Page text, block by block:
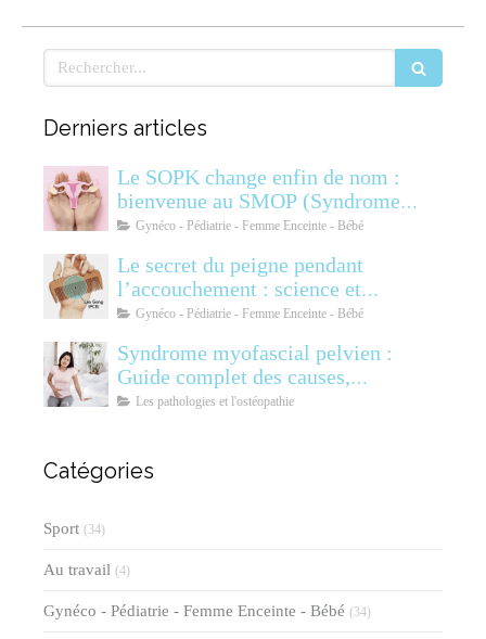
Rechercher
Derniers articles
Le SOPK change enfin de nom :
bienvenue au SMOP (Syndrome
Métabolique Ovarien
Gynéco - Pédiatrie - Femme Enceinte - Bébé
Le secret du peigne pendant
l’accouchement : science et
soulagement
Gynéco - Pédiatrie - Femme Enceinte - Bébé
Syndrome myofascial pelvien :
Guide complet des causes,
symptômes, diagnostic et
Les pathologies et l'ostéopathie
Catégories
Sport (34)
Au travail (4)
Gynéco - Pédiatrie - Femme Enceinte - Bébé (34)